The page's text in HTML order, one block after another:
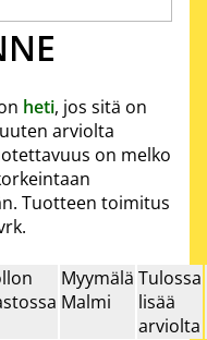
heti, jos sitä on
arviolta
on melko
Tuotteen toimitus
Myymälä
Malmi
Tulossa
lisää
arviolta